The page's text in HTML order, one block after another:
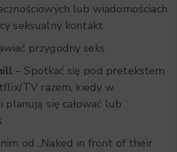
lub wiadomościach
seksualny kontakt
przygodny seks
– Spotkać się pod pretekstem
TV razem, kiedy w
planują się całować lub
od „Naked in front of their